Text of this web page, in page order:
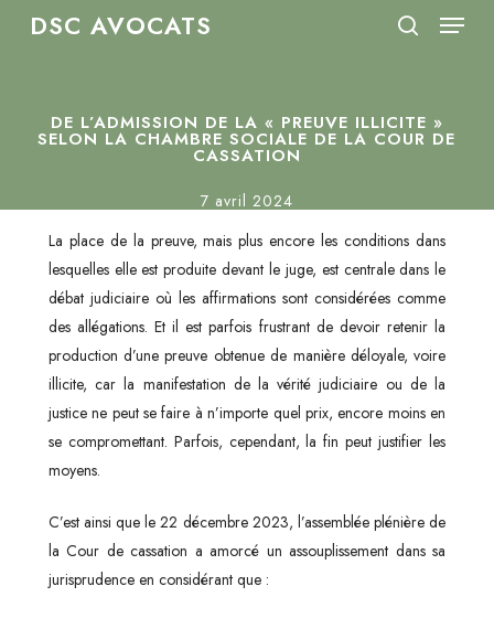
DSC AVOCATS Menu
DE L’ADMISSION DE LA « PREUVE ILLICITE »
SELON LA CHAMBRE SOCIALE DE LA COUR DE
CASSATION
7 avril 2024
La place de la preuve, mais plus encore les conditions dans
lesquelles elle est produite devant le juge, est centrale dans le
débat judiciaire où les affirmations sont considérées comme
des allégations. Et il est parfois frustrant de devoir retenir la
production d’une preuve obtenue de manière déloyale, voire
illicite, car la manifestation de la vérité judiciaire ou de la
justice ne peut se faire à n’importe quel prix, encore moins en
se compromettant. Parfois, cependant, la fin peut justifier les
moyens.
C’est ainsi que le 22 décembre 2023, l’assemblée plénière de
la Cour de cassation a amorcé un assouplissement dans sa
jurisprudence en considérant que :